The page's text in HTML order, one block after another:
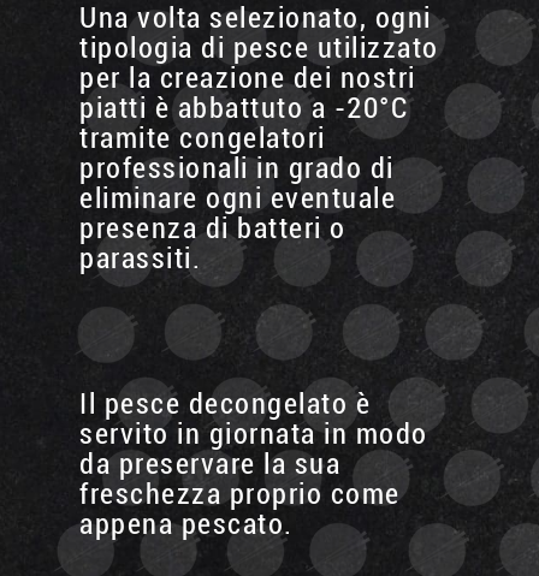
Una volta selezionato, ogni
tipologia di pesce utilizzato
per la creazione dei nostri
piatti è abbattuto a -20°C
tramite congelatori
professionali in grado di
eliminare ogni eventuale
presenza di batteri o
parassiti.
Il pesce decongelato è
servito in giornata in modo
da preservare la sua
freschezza proprio come
appena pescato.